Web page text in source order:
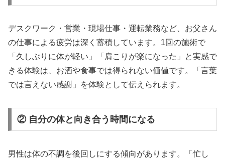
デスクワーク・営業・現場仕事・運転業務など、お父さん
の仕事による疲労は深く蓄積しています。1回の施術で
「久しぶりに体が軽い」「肩こりが楽になった」と実感で
きる体験は、お酒や食事では得られない価値です。「言葉
では言えない感謝」を体験として伝えられます。
② 自分の体と向き合う時間になる
男性は体の不調を後回しにする傾向があります。「忙し